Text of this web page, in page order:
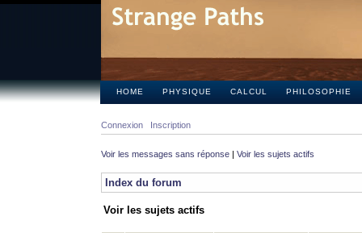
HOME PHYSIQUE CALCUL PHILOSOPHIE
Connexion Inscription
Voir les messages sans réponse | Voir les sujets actifs
Index du forum
Voir les sujets actifs